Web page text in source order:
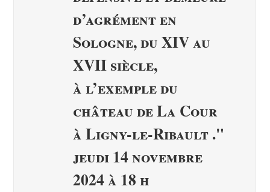
d’agrément en
Sologne, du XIV au
XVII siècle,
à l’exemple du
château de La Cour
à Ligny-le-Ribault ."
jeudi 14 novembre
2024 à 18 h